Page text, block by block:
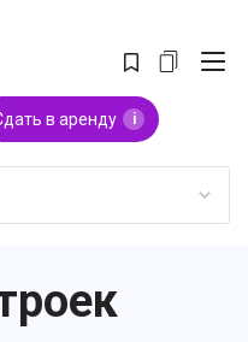
в аренду i